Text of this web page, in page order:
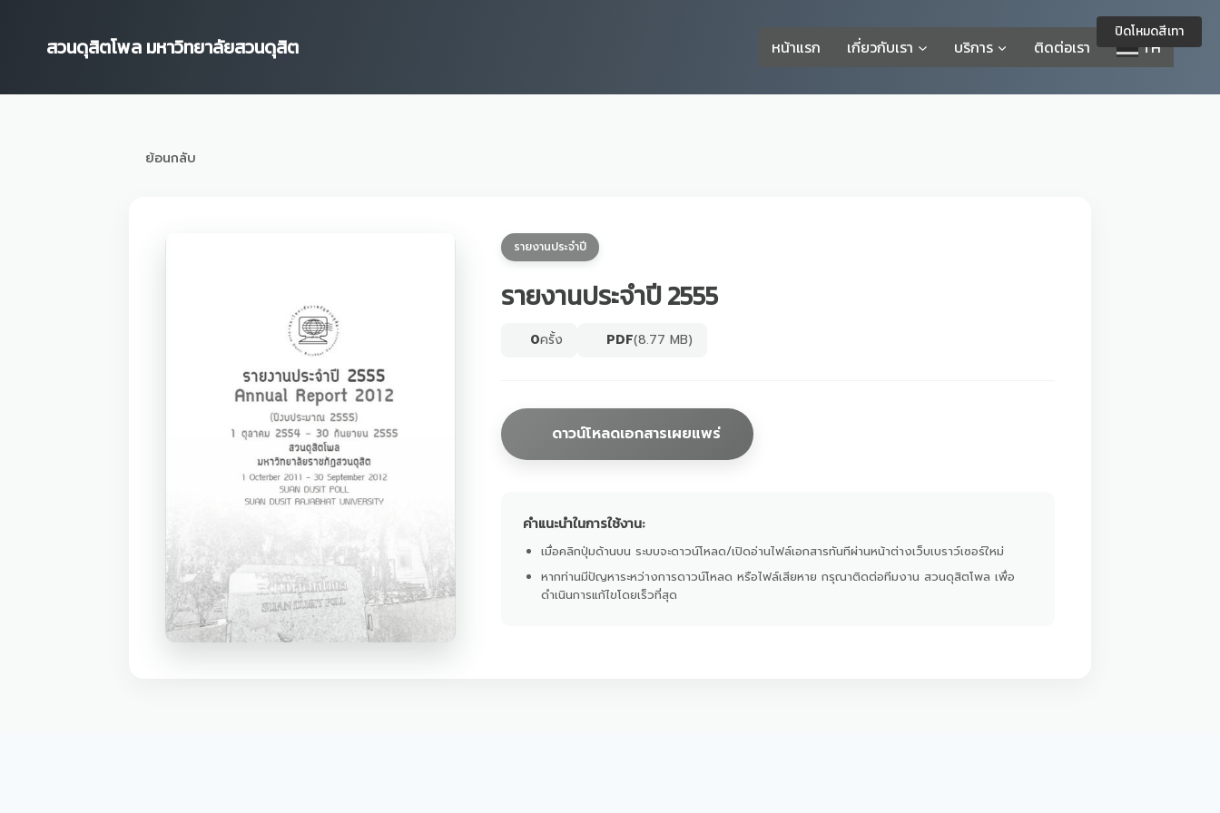
contentสวนดุสิตโพล มหาวิทยาลัยสวนดุสิต หน้าแรก เกี่ยวกับเรา บริการ ติดต่อเรา TH
ย้อนกลับ
รายงานประจำปี
รายงานประจำปี 2555
0ครั้ง PDF(8.77 MB)
ดาวน์โหลดเอกสารเผยแพร่
คำแนะนำในการใช้งาน:
เมื่อคลิกปุ่มด้านบน ระบบจะดาวน์โหลด/เปิดอ่านไฟล์เอกสารทันทีผ่านหน้าต่างเว็บเบราว์เซอร์ใหม่
หากท่านมีปัญหาระหว่างการดาวน์โหลด หรือไฟล์เสียหาย กรุณาติดต่อทีมงาน สวนดุสิตโพล เพื่อ
ดำเนินการแก้ไขโดยเร็วที่สุด
ปิดโหมดสีเทา